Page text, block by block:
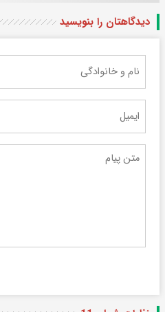
دیدگاهتان را بنویسید